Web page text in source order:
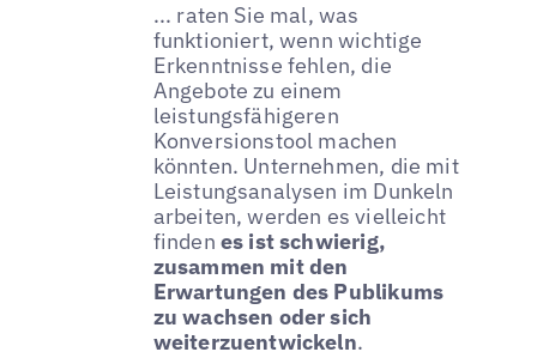
... raten Sie mal, was
funktioniert, wenn wichtige
Erkenntnisse fehlen, die
Angebote zu einem
leistungsfähigeren
Konversionstool machen
könnten. Unternehmen, die mit
Leistungsanalysen im Dunkeln
arbeiten, werden es vielleicht
finden es ist schwierig,
zusammen mit den
Erwartungen des Publikums
zu wachsen oder sich
weiterzuentwickeln.